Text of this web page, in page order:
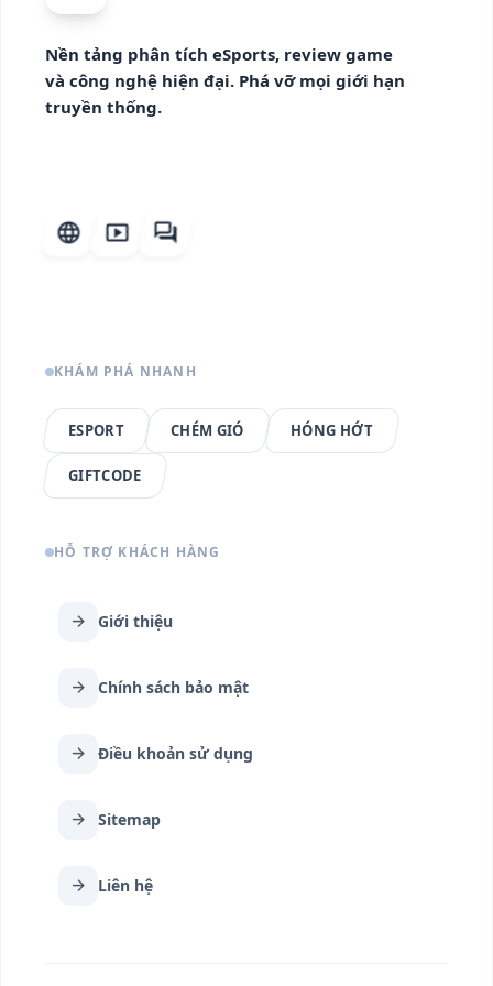
Nền tảng phân tích eSports, review game
và công nghệ hiện đại. Phá vỡ mọi giới hạn
truyền thống.
language smart_display forum
KHÁM PHÁ NHANH
ESPORT CHÉM GIÓ HÓNG HỚT
GIFTCODE
HỖ TRỢ KHÁCH HÀNG
arrow_forward Giới thiệu
arrow_forward Chính sách bảo mật
arrow_forward Điều khoản sử dụng
arrow_forward Sitemap
arrow_forward Liên hệ